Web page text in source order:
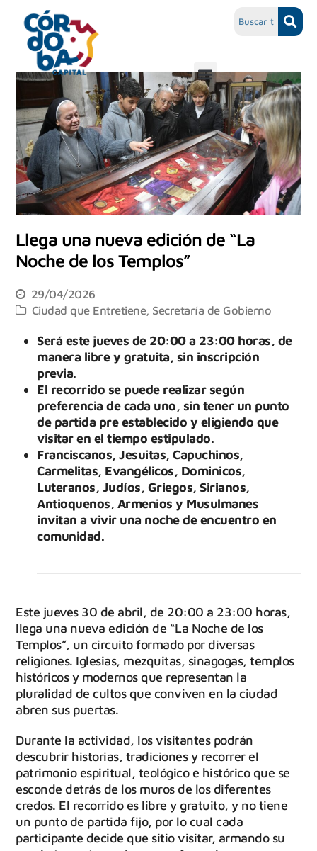
Llega una nueva edición de “La
Noche de los Templos”
29/04/2026
Ciudad que Entretiene, Secretaría de Gobierno
Será este jueves de 20:00 a 23:00 horas, de
manera libre y gratuita, sin inscripción
previa.
El recorrido se puede realizar según
preferencia de cada uno, sin tener un punto
de partida pre establecido y eligiendo que
visitar en el tiempo estipulado.
Franciscanos, Jesuitas, Capuchinos,
Carmelitas, Evangélicos, Dominicos,
Luteranos, Judíos, Griegos, Sirianos,
Antioquenos, Armenios y Musulmanes
invitan a vivir una noche de encuentro en
comunidad.
Este jueves 30 de abril, de 20:00 a 23:00 horas,
llega una nueva edición de “La Noche de los
Templos”, un circuito formado por diversas
religiones. Iglesias, mezquitas, sinagogas, templos
históricos y modernos que representan la
pluralidad de cultos que conviven en la ciudad
abren sus puertas.
Durante la actividad, los visitantes podrán
descubrir historias, tradiciones y recorrer el
patrimonio espiritual, teológico e histórico que se
esconde detrás de los muros de los diferentes
credos. El recorrido es libre y gratuito, y no tiene
un punto de partida fijo, por lo cual cada
participante decide que sitio visitar, armando su